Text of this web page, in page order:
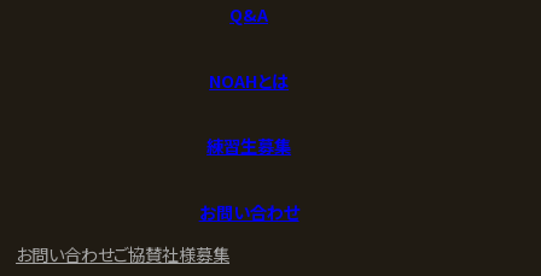
Q&A
NOAHとは
練習生募集
お問い合わせ
お問い合わせご協賛社様募集